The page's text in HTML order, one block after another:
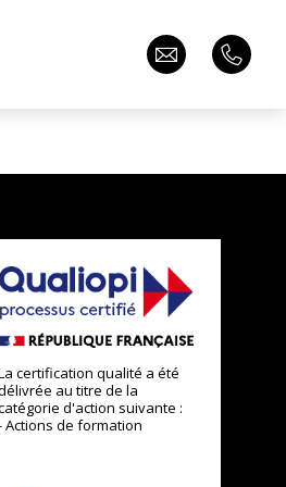
certification qualité a été
au titre de la
d'action suivante :
Actions de formation